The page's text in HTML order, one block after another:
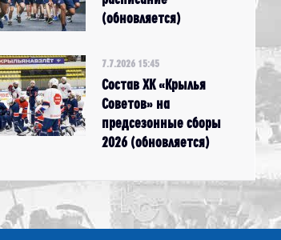
(обновляется)
7.7.2026 15:45
Состав ХК «Крылья
Советов» на
предсезонные сборы
2026 (обновляется)